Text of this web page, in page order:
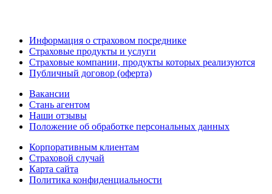
Информация о страховом посреднике
Страховые продукты и услуги
Страховые компании, продукты которых реализуются
Публичный договор (оферта)
Вакансии
Стань агентом
Наши отзывы
Положение об обработке персональных данных
Корпоративным клиентам
Страховой случай
Карта сайта
Политика конфиденциальности